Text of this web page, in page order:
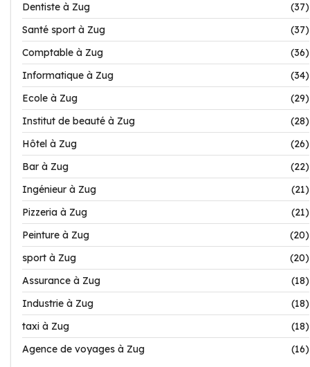
Dentiste à Zug
(37)
Santé sport à Zug
(37)
Comptable à Zug
(36)
Informatique à Zug
(34)
Ecole à Zug
(29)
Institut de beauté à Zug
(28)
Hôtel à Zug
(26)
Bar à Zug
(22)
Ingénieur à Zug
(21)
Pizzeria à Zug
(21)
Peinture à Zug
(20)
sport à Zug
(20)
Assurance à Zug
(18)
Industrie à Zug
(18)
taxi à Zug
(18)
Agence de voyages à Zug
(16)